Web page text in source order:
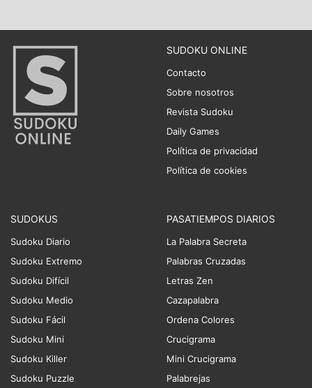
SUDOKU ONLINE
Contacto
Sobre nosotros
Revista Sudoku
Daily Games
Política de privacidad
Política de cookies
SUDOKUS
Sudoku Diario
Sudoku Extremo
Sudoku Difícil
Sudoku Medio
Sudoku Fácil
Sudoku Mini
Sudoku Killer
Sudoku Puzzle
PASATIEMPOS DIARIOS
La Palabra Secreta
Palabras Cruzadas
Letras Zen
Cazapalabra
Ordena Colores
Crucigrama
Mini Crucigrama
Palabrejas